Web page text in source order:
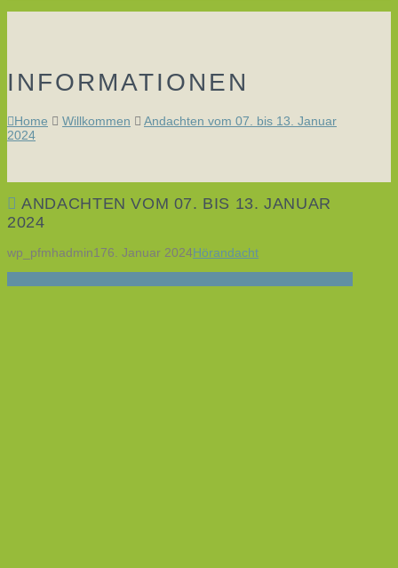
INFORMATIONEN
Home Willkommen
Andachten vom 07. bis 13. Januar
2024
ANDACHTEN VOM 07. BIS 13. JANUAR
2024
wp_pfmhadmin176. Januar 2024Hörandacht